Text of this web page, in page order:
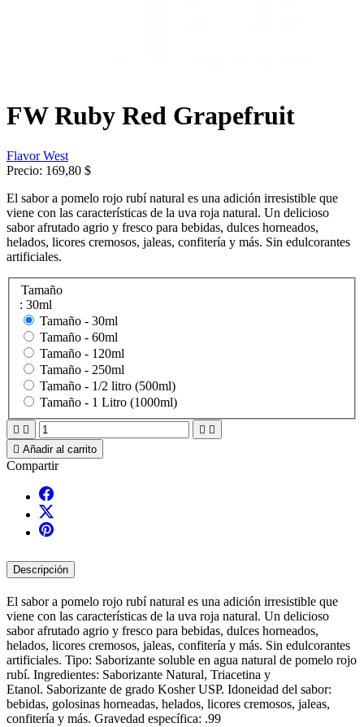
FW Ruby Red Grapefruit
Flavor West
Precio: 169,80 $
El sabor a pomelo rojo rubí natural es una adición irresistible que
viene con las características de la uva roja natural. Un delicioso
sabor afrutado agrio y fresco para bebidas, dulces horneados,
helados, licores cremosos, jaleas, confitería y más. Sin edulcorantes
artificiales.
Tamaño
: 30ml
Tamaño - 30ml
Tamaño - 60ml
Tamaño - 120ml
Tamaño - 250ml
Tamaño - 1/2 litro (500ml)
Tamaño - 1 Litro (1000ml)
   
 Añadir al carrito
Compartir
Descripción
El sabor a pomelo rojo rubí natural es una adición irresistible que
viene con las características de la uva roja natural. Un delicioso
sabor afrutado agrio y fresco para bebidas, dulces horneados,
helados, licores cremosos, jaleas, confitería y más. Sin edulcorantes
artificiales. Tipo: Saborizante soluble en agua natural de pomelo rojo
rubí. Ingredientes: Saborizante Natural, Triacetina y
Etanol. Saborizante de grado Kosher USP. Idoneidad del sabor:
bebidas, golosinas horneadas, helados, licores cremosos, jaleas,
confitería y más. Gravedad específica: .99